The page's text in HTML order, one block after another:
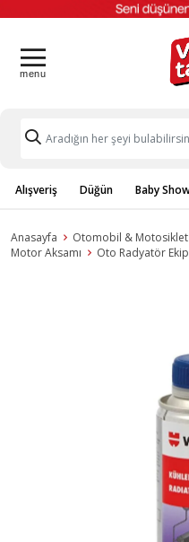
Alışveriş Düğün Baby
Anasayfa Otomobil & Motosiklet
Motor Aksamı
Oto Radyatör